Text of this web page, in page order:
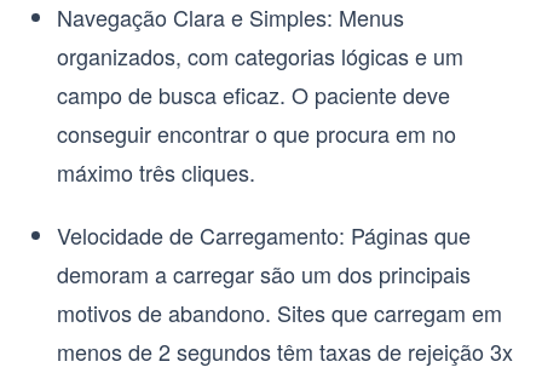
Navegação Clara e Simples: Menus
organizados, com categorias lógicas e um
campo de busca eficaz. O paciente deve
conseguir encontrar o que procura em no
máximo três cliques.
Velocidade de Carregamento: Páginas que
demoram a carregar são um dos principais
motivos de abandono. Sites que carregam em
menos de 2 segundos têm taxas de rejeição 3x